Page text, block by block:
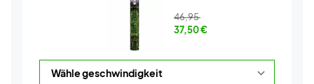
46,95
37,50€